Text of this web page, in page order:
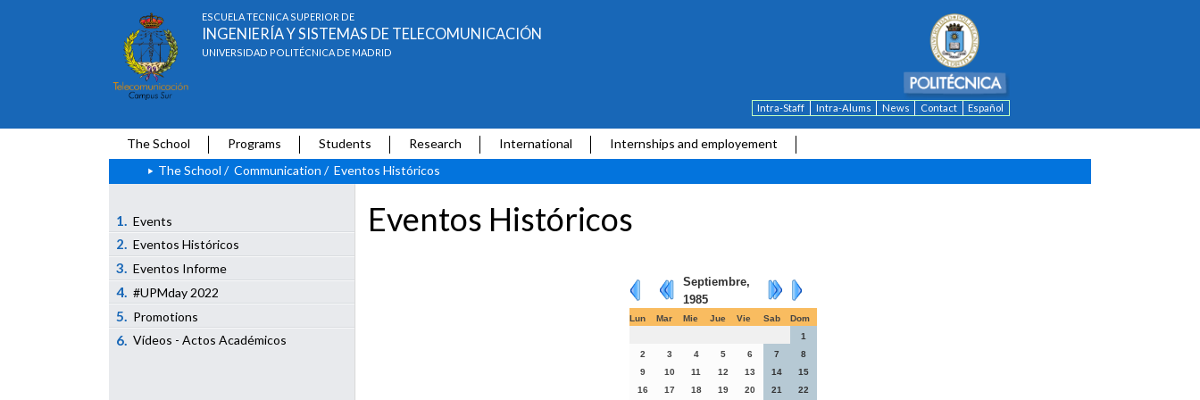
ESCUELA TÉCNICA SUPERIOR DE
INGENIERÍA Y SISTEMAS DE TELECOMUNICACIÓN
UNIVERSIDAD POLITÉCNICA DE MADRID
Intra-Staff Intra-Alums News Contact Español
The School Programs Students Research International
Internships and employement
The School / Communication / Eventos Históricos
1. Events
2. Eventos Históricos
3. Eventos Informe
4. #UPMday 2022
5. Promotions
6. Vídeos - Actos Académicos
Eventos Históricos
Septiembre,
1985
Lun Mar Mie Jue Vie Sab
Dom
1
2
3 4 5 6 7
8
9
10 11 12 13 14
15
16
17 18 19 20 21 22